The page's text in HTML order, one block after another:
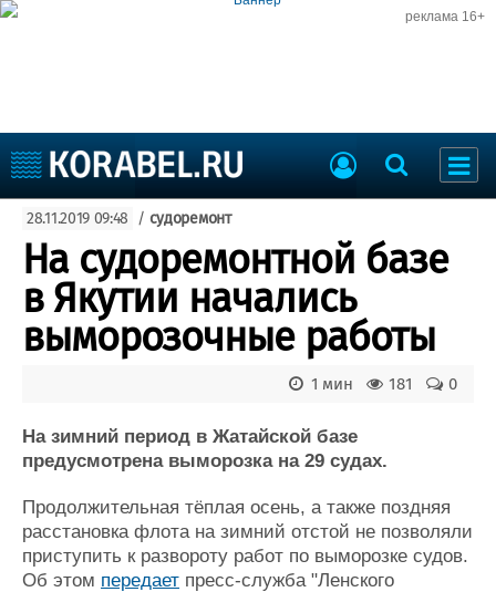
реклама 16+
Судоходство
Судоремонт
События
Пресс-релизы
Порты
Рыболовство
ВМФ
Судостроение
Пульс
Новости
Компании
Репутация
Работа
Торговая площадка
Доска объявлений
Оборудование
Изделия
Материалы
28.11.2019 09:48 / судоремонт
На судоремонтной базе
в Якутии начались
выморозочные работы
0
181
1 мин
На зимний период в Жатайской базе
предусмотрена выморозка на 29 судах.
Продолжительная тёплая осень, а также поздняя
расстановка флота на зимний отстой не позволяли
приступить к развороту работ по выморозке судов.
Об этом передает пресс-служба "Ленского